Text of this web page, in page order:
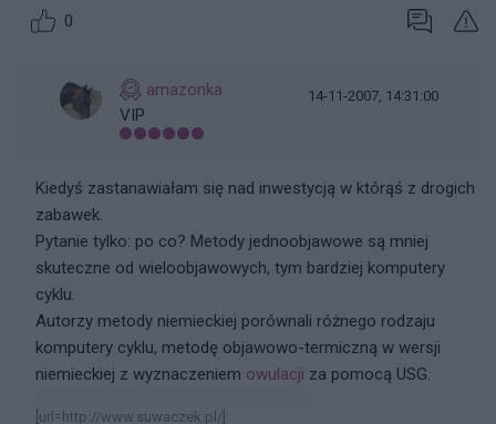
0
amazonka
VIP
14-11-2007, 14:31:00
Kiedyś zastanawiałam się nad inwestycją w którąś z drogich
zabawek.
Pytanie tylko: po co? Metody jednoobjawowe są mniej
skuteczne od wieloobjawowych, tym bardziej komputery
cyklu.
Autorzy metody niemieckiej porównali różnego rodzaju
komputery cyklu, metodę objawowo-termiczną w wersji
niemieckiej z wyznaczeniem owulacji za pomocą USG.
[url=http://www.suwaczek.pl/]